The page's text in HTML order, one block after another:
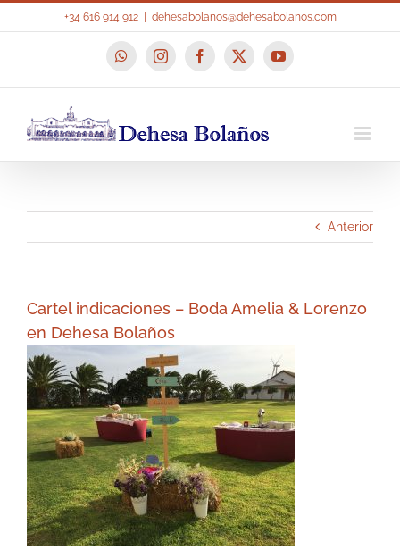
+34 616 914 912 dehesabolanos@dehesabolanos.com
WhatsAppInstagramFacebook
X YouTube
Anterior
Cartel indicaciones – Boda Amelia & Lorenzo
en Dehesa Bolaños